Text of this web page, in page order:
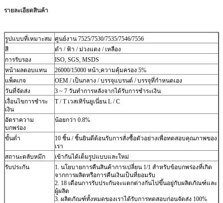
รายละเอียดสินค้า
รูปแบบที่เหมาะสม ศูนย์งาน 7525/7530/7535/7546/7556
สี
ดำ / ฟ้า / ม่วงแดง / เหลือง
การรับรอง
ISO, SGS, MSDS
หน้าผลตอบแทน
26000/15000 หน้า;ความคุ้มครอง 5%
แพ็คเกจ
OEM / เป็นกลาง / บรรจุแบรนด์ / บรรจุที่กำหนดเอง
วันที่จัดส่ง
3 ~ 7 วันทำการหลังจากได้รับการชำระเงิน
เงื่อนไขการชำระ
เงิน
T / T เวสเทิร์นยูเนี่ยน L / C
อัตราความ
บกพร่อง
น้อยกว่า 0.8%
ขั้นต่ำ
10 ชิ้น / ชิ้นยินดีต้อนรับการสั่งซื้อตัวอย่างเพื่อทดสอบคุณภาพของ
เรา
สถานะตลับหมึก
เข้ากันได้เต็มรูปแบบและใหม่
รับประกัน
1. นโยบายการคืนสินค้าการเปลี่ยน 1/1 สำหรับข้อบกพร่องที่เกิด
จากการผลิตหรือการคืนเงินเป็นที่ยอมรับ
2. 18 เดือนการรับประกันจะแตกต่างกันไปขึ้นอยู่กับผลิตภัณฑ์และ
ผู้ผลิต
3. ผลิตภัณฑ์ทั้งหมดของเราได้รับการทดสอบก่อนจัดส่ง 100%